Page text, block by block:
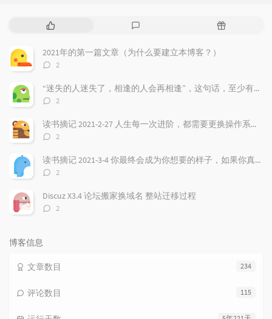
热
文
章
评
论
随
2021年的第一篇文章（为什么要建立本博客？）
评
数：
2
“迷失的人迷失了，相逢的人会再相逢”，这句话，至少有三层含义
评
数：
2
读书摘记 2021-2-27 人生每一次进阶，都需要更换操作系统，最好把过去都遗忘！
评
数：
2
读书摘记 2021-3-4 你最终会成为你想要的样子，如果你真的非常想，虽然听起来有点违心，但是强大的愿望确实非常重要！
评
数：
2
Discuz X3.4 论坛搬家换域名 整站迁移过程
评
2
博客信息
234
文章数目
115
评论数目